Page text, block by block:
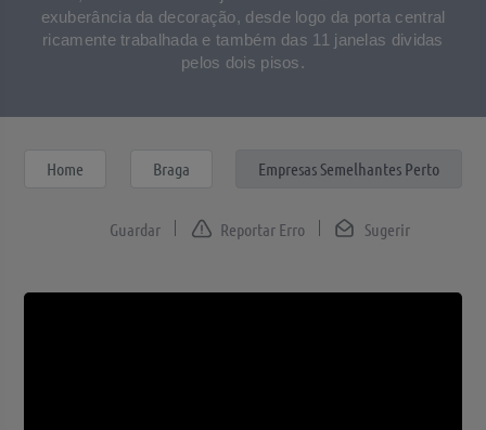
exuberância da decoração, desde logo da porta central
ricamente trabalhada e também das 11 janelas dividas
pelos dois pisos.
Home Braga Empresas Semelhantes Perto
Sugerir
Reportar Erro